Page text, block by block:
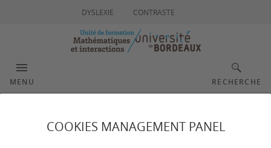
COOKIES MANAGEMENT PANEL
DYSLEXIE CONTRASTE
MENU RECHERCHE
Retrait des diplômes